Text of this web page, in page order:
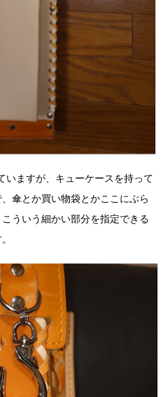
いますが、キューケースを持って
傘とか買い物袋とかここにぶら
ういう細かい部分を指定できる